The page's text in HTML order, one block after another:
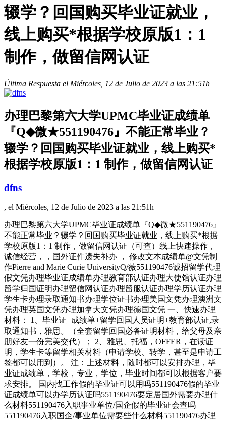
辍学？回国购买毕业证就业，
线上购买*根据学校原版1：1
制作，做留信网认证
Última Respuesta el Miércoles, 12 de Julio de 2023 a las 21:51h
办理巴黎第六大学UPMC毕业证成绩单
『Q◆微★551190476』不能正常毕业？
辍学？回国购买毕业证就业，线上购买*
根据学校原版1：1 制作，做留信网认证
dfns
, el Miércoles, 12 de Julio de 2023 a las 21:51h
办理巴黎第六大学UPMC毕业证成绩单『Q◆微★551190476』
不能正常毕业？辍学？回国购买毕业证就业，线上购买*根据
学校原版1：1 制作，做留信网认证（可查）线上快速操作，
诚信经营，，国外证件遗失补办 ， 修改文本成绩单@文凭制
作Pierre and Marie Curie UniversityQ/薇551190476诚招留学代理
假文凭办理毕业证成绩单办理教育部认证办理大使馆认证办理
留学归国证明办理留信网认证办理留服认证办理学历认证办理
学生卡办理录取通知书办理学位证书办理美国文凭办理澳洲文
凭办理英国文凭办理加拿大文凭办理德国文凭 一、快速办理
材料： 1、毕业证+成绩单+留学回国人员证明+教育部认证,录
取通知书，雅思。（全套留学回国必备证明材料，给父母及亲
朋好友一份完美交代）； 2、雅思、托福，OFFER，在读证
明，学生卡等留学相关材料（申请学校、转学，甚至是申请工
签都可以用到）。 注：上述材料，随时都可以安排办理，毕
业证成绩单，学校，专业，学位，毕业时间都可以根据客户要
求安排。 国内找工作假的毕业证可以用吗551190476假的毕业
证成绩单可以办学历认证吗551190476要定居国外需要办理什
么材料551190476入职事业单位/国企假的毕业证会查吗
551190476入职国企/事业单位需要些什么材料551190476办理